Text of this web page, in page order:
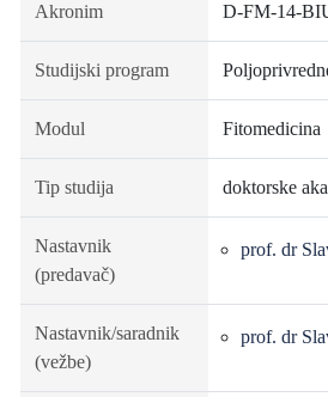
Akronim D-FM-14-
Studijski program
Modul Fitomedicina
Tip studija doktorske
Nastavnik
(predavač)
prof. dr
Nastavnik/saradnik
(vežbe)
prof. dr